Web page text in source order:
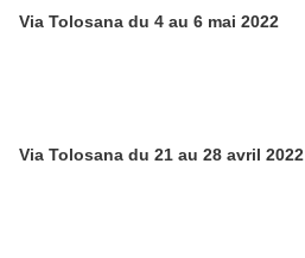
Via Tolosana du 4 au 6 mai 2022
Via Tolosana du 21 au 28 avril 2022